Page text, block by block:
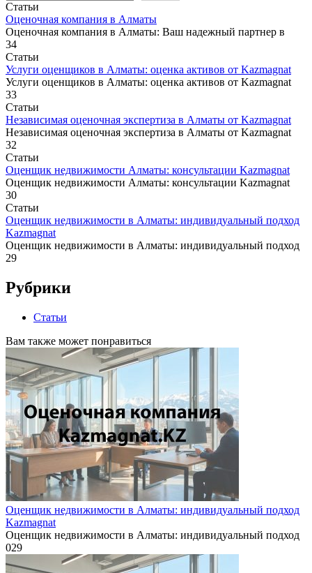
Статьи
Оценочная компания в Алматы
Оценочная компания в Алматы: Ваш надежный партнер в
34
Статьи
Услуги оценщиков в Алматы: оценка активов от Kazmagnat
Услуги оценщиков в Алматы: оценка активов от Kazmagnat
33
Статьи
Независимая оценочная экспертиза в Алматы от Kazmagnat
Независимая оценочная экспертиза в Алматы от Kazmagnat
32
Статьи
Оценщик недвижимости Алматы: консультации Kazmagnat
Оценщик недвижимости Алматы: консультации Kazmagnat
30
Статьи
Оценщик недвижимости в Алматы: индивидуальный подход
Kazmagnat
Оценщик недвижимости в Алматы: индивидуальный подход
29
Рубрики
Статьи
Вам также может понравиться
Оценщик недвижимости в Алматы: индивидуальный подход
Kazmagnat
Оценщик недвижимости в Алматы: индивидуальный подход
029